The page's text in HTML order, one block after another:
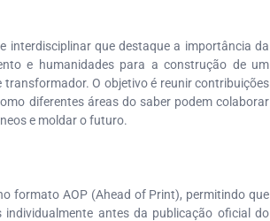
interdisciplinar que destaque a importância da
e humanidades para a construção de um
O objetivo é reunir contribuições
diferentes áreas do saber podem colaborar
e moldar o futuro.
formato AOP (Ahead of Print), permitindo que
antes da publicação oficial do